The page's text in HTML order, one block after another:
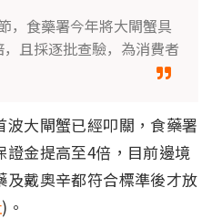
，食藥署今年將大閘蟹具
且採逐批查驗，為消費者
大閘蟹已經叩關，食藥署
金提高至4倍，目前邊境
戴奧辛都符合標準後才放
)。